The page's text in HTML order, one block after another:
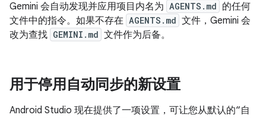
Gemini 会自动发现并应用项目内名为 AGENTS.md 的任何
文件中的指令。如果不存在 AGENTS.md 文件，Gemini 会
改为查找 GEMINI.md 文件作为后备。
用于停用自动同步的新设置
Android Studio 现在提供了一项设置，可让您从默认的“自